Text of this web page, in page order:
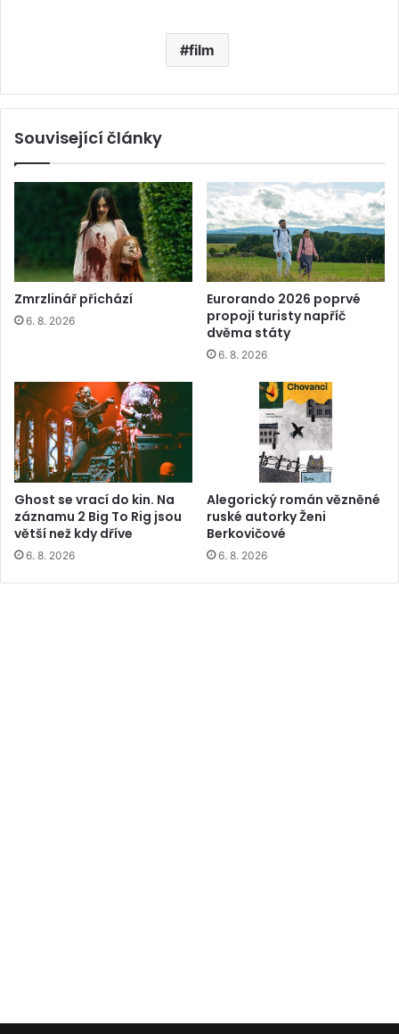
film
Související články
Zmrzlinář přichází
6. 8. 2026
Eurorando 2026 poprvé
propojí turisty napříč
dvěma státy
6. 8. 2026
Ghost se vrací do kin. Na
záznamu 2 Big To Rig jsou
větší než kdy dříve
6. 8. 2026
Alegorický román vězněné
ruské autorky Ženi
Berkovičové
6. 8. 2026